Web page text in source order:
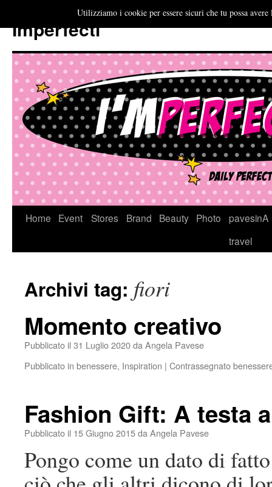
Imperfecti
VaiHome Event Stores Brand Beauty Photo
pavesinA
travel
Archivi tag: fiori
Momento creativo
Pubblicato il 31 Luglio 2020da Angela Pavese
Pubblicato in benessere, Inspiration | Contrassegnato
Fashion Gift: A testa
Pubblicato il 15 Giugno 2015da Angela Pavese
Pongo come un dato di
Utilizziamo i cookie per essere sicuri che tu possa